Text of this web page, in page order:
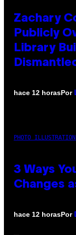
Zachary
Publicly
Library
hace 12 horasPor
PHOTO
3 Ways
Changes
hace 12 horasPor